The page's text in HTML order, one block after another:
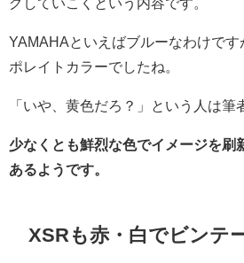
YAMAHAといえばブルーなわけで
ポレイトカラーでしたね。
「いや、黄色だろ？」という人は筆
少なくとも鮮烈な色でイメージを刷
あるようです。
XSRも赤・白でビンテ